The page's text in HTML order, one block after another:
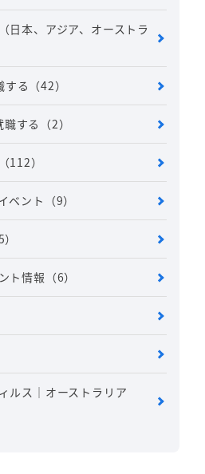
日本、アジア、オーストラ
する （42）
職する （2）
（112）
ベント （9）
）
ト情報 （6）
ルス｜オーストラリア